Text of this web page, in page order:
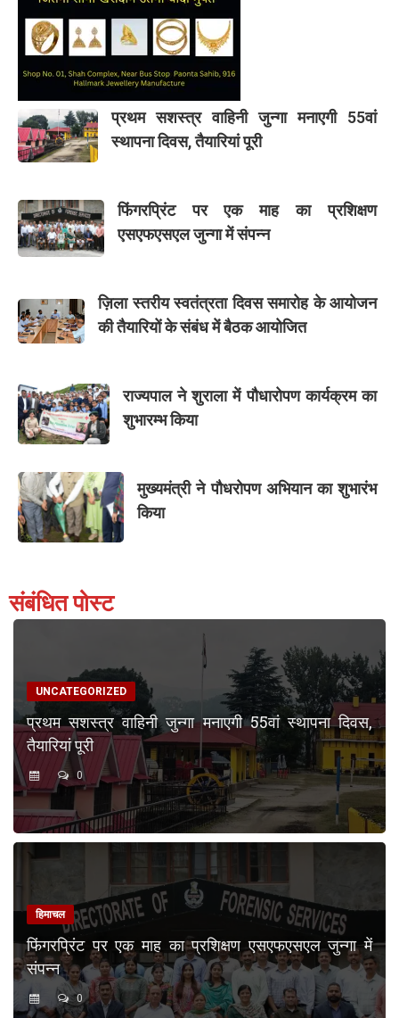
प्रथम सशस्त्र वाहिनी जुन्गा मनाएगी 55वां
स्थापना दिवस, तैयारियां पूरी
फिंगरप्रिंट पर एक माह का प्रशिक्षण
एसएफएसएल जुन्गा में संपन्न
ज़िला स्तरीय स्वतंत्रता दिवस समारोह के आयोजन
की तैयारियों के संबंध में बैठक आयोजित
राज्यपाल ने शुराला में पौधारोपण कार्यक्रम का
शुभारम्भ किया
मुख्यमंत्री ने पौधरोपण अभियान का शुभारंभ
किया
संबंधित पोस्ट
UNCATEGORIZED
प्रथम सशस्त्र वाहिनी जुन्गा मनाएगी 55वां स्थापना दिवस,
तैयारियां पूरी
0
हिमाचल
फिंगरप्रिंट पर एक माह का प्रशिक्षण एसएफएसएल जुन्गा में
संपन्न
0